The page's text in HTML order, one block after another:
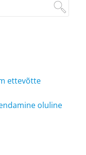
ettevõtte
oluline